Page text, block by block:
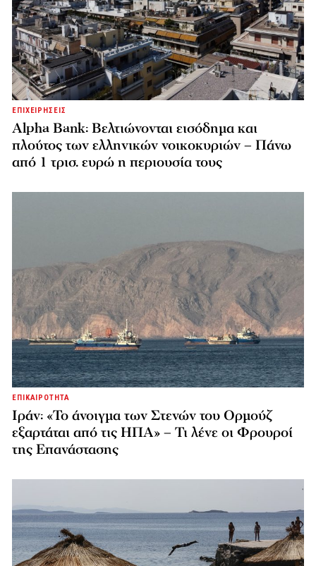
ΕΠΙΧΕΙΡΗΣΕΙΣ
Alpha Bank: Βελτιώνονται εισόδημα και
πλούτος των ελληνικών νοικοκυριών – Πάνω
από 1 τρισ. ευρώ η περιουσία τους
ΕΠΙΚΑΙΡΟΤΗΤΑ
Ιράν: «Το άνοιγμα των Στενών του Ορμούζ
εξαρτάται από τις ΗΠΑ» – Τι λένε οι Φρουροί
της Επανάστασης